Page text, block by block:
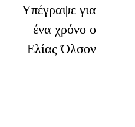
Υπέγραψε για
ένα χρόνο ο
Ελίας Όλσον